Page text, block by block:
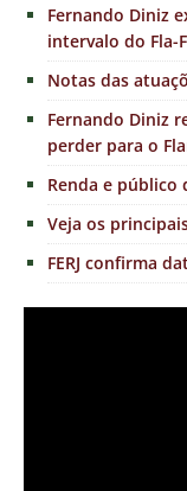
Fernando Diniz
intervalo do Fla-
Notas das
Fernando Diniz
perder para o
Renda e público
Veja os
FERJ confirma